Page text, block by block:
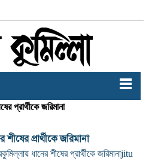
প্রার্থীকে জরিমানা
শীষের প্রার্থীকে জরিমানা
কুমিল্লায় ধানের শীষের প্রার্থীকে জরিমানাjitu